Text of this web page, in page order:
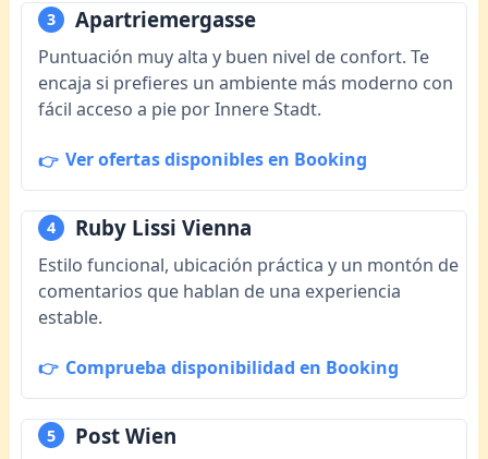
3 Apartriemergasse
Puntuación muy alta y buen nivel de confort. Te
encaja si prefieres un ambiente más moderno con
fácil acceso a pie por Innere Stadt.
Ver ofertas disponibles en Booking
4 Ruby Lissi Vienna
Estilo funcional, ubicación práctica y un montón de
comentarios que hablan de una experiencia
estable.
Comprueba disponibilidad en Booking
5 Post Wien